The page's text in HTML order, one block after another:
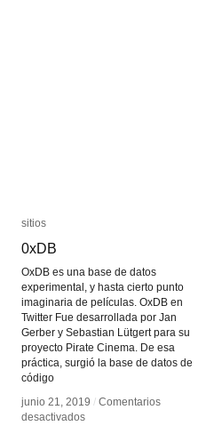
sitios
0xDB
OxDB es una base de datos
experimental, y hasta cierto punto
imaginaria de películas. OxDB en
Twitter Fue desarrollada por Jan
Gerber y Sebastian Lütgert para su
proyecto Pirate Cinema. De esa
práctica, surgió la base de datos de
código
junio 21, 2019 / Comentarios
desactivadosen
sitios
0xDB
junio 21, 2019 / Comentarios
desactivadosen